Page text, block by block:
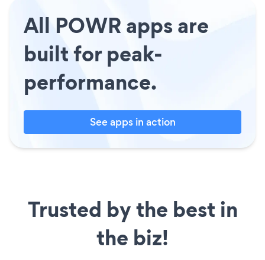
All POWR apps are
built for peak-
performance.
See apps in action
Trusted by the best in
the biz!